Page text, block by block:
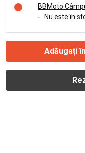
BBMoto
-
Nu este în
Adăugați